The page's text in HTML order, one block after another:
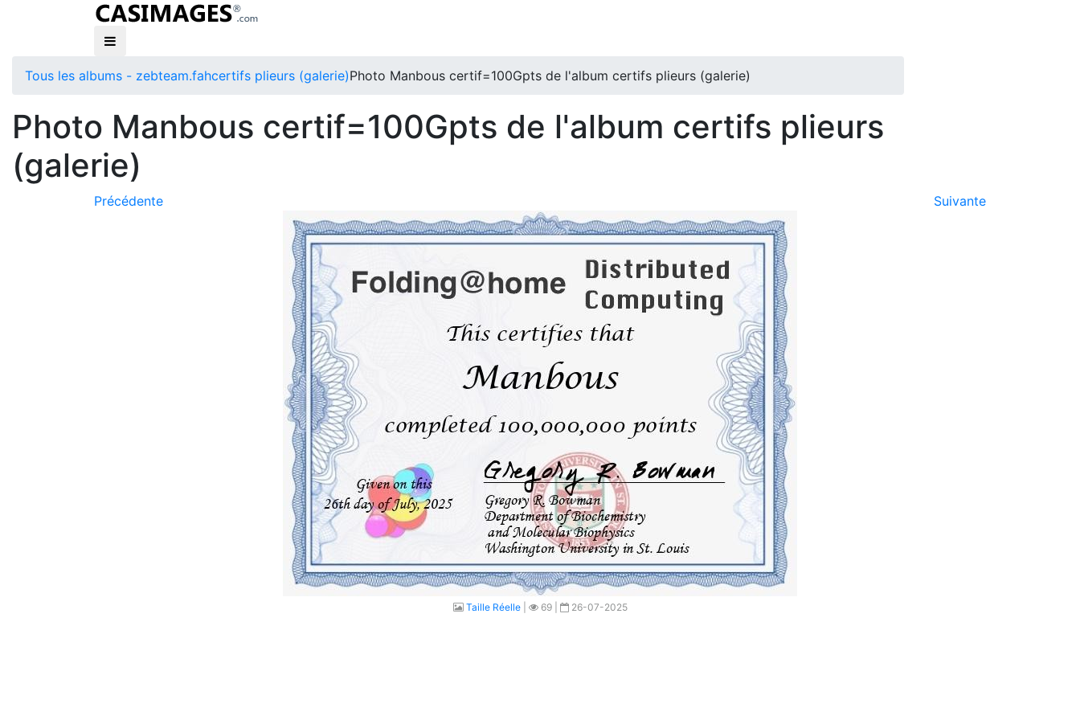
Tous les albums - zebteam.fahcertifs plieurs (galerie)Photo Manbous certif=100Gpts de l'album certifs plieurs (galerie)
Photo Manbous certif=100Gpts de l'album certifs plieurs
(galerie)
Précédente Suivante
Taille Réelle| 69 | 26-07-2025